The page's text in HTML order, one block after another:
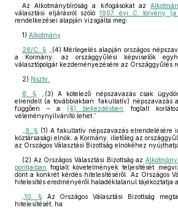
Az Alkotmánybíróság a kifogásokat az
választási eljárásról szóló 1997. évi C. törvény (a
rendelkezései alapján vizsgálta meg:
1) Alkotmány
28/C. § „(4) Mérlegelés alapján országos
a Kormány, az országgyűlési képviselők
választópolgár kezdeményezésére az Országgyűlés
2) Nsztv.
8. §
„(3) A kötelező népszavazás csak
elrendelt (a továbbiakban: fakultatív) népszavazás
függően – a (4) bekezdésben
foglalt
véleménynyilvánító lehet.”
9. § (1) A fakultatív népszavazás elrendelésére
köztársasági elnök, a Kormány, illetőleg az
az Országos Választási Bizottság elnökéhez
(2) Az Országos Választási Bizottság az
pontjaiban foglalt követelmények teljesítését
dönt a konkrét kérdés hitelesítéséről. Az Országos
hitelesítés eredményéről haladéktalanul tájékoztatja
10. § Az Országos Választási Bizottság
hitelesítését, ha